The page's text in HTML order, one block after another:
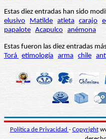
Estas diez entradas han sido
elusivo
Matilde atleta carajo
papalote Acapulco anémona
Estas fueron las diez entradas
Torá etimología arma chile
Política de Privacidad - Copyright